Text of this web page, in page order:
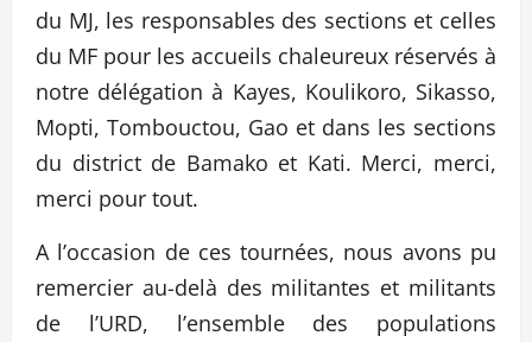
du MJ, les responsables des sections et celles
du MF pour les accueils chaleureux réservés à
notre délégation à Kayes, Koulikoro, Sikasso,
Mopti, Tombouctou, Gao et dans les sections
du district de Bamako et Kati. Merci, merci,
merci pour tout.
A l’occasion de ces tournées, nous avons pu
remercier au-delà des militantes et militants
de l’URD, l’ensemble des populations